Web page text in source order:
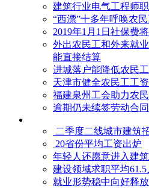
建筑行业电气工程师
“西漂”十多年呼唤农
2019年1月1日社保费
外出农民工和外来就
能直接结算
进城落户能降低农民
天津市健全农民工工
福建泉州工会助力农
逾期仍未续签劳动合
二季度二线城市建筑
20省份平均工资出炉
年轻人还愿意进入建
建设领域求职平均
就业形势稳中向好释